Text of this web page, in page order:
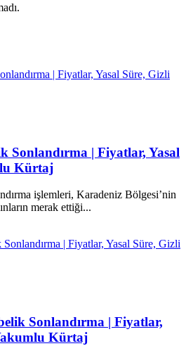
Sonlandırma | Fiyatlar, Yasal
Kürtaj
işlemleri, Karadeniz Bölgesi’nin
merak ettiği...
Sonlandırma | Fiyatlar,
Kürtaj